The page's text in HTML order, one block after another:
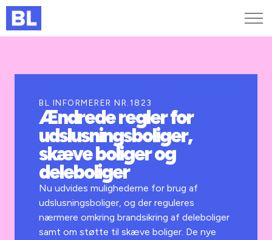
Kurser og arrangementer
Jobportalen
BL INFORMERER NR.1823
Ændrede regler for
udslusningsboliger,
skæve boliger og
deleboliger
Nu udvides mulighederne for brug af
udslusningsboliger, og der reguleres
nærmere omkring brandsikring af deleboliger
samt om støtte til skæve boliger. De nye